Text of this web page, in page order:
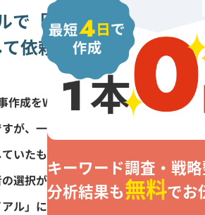
キーワード調査・戦
分析結果も無料でお
で「実績」が見えて
依頼できました
作成をWebマーケティング会社に
が、一向に成果がでず...。業者の
いたものの、社内にSEOのノウ
選択が非常に不安でした。そん
ル」に出会い無料で1記事を作成